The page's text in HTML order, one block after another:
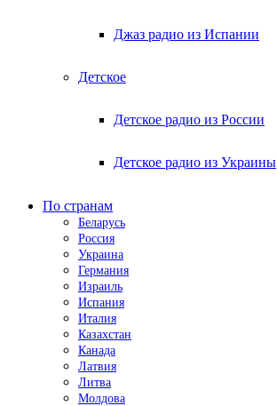
Джаз радио из Испании
Детское
Детское радио из России
Детское радио из Украины
По странам
Беларусь
Россия
Украина
Германия
Израиль
Испания
Италия
Казахстан
Канада
Латвия
Литва
Молдова